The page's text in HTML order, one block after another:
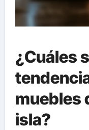
¿Cuáles
muebles
isla?